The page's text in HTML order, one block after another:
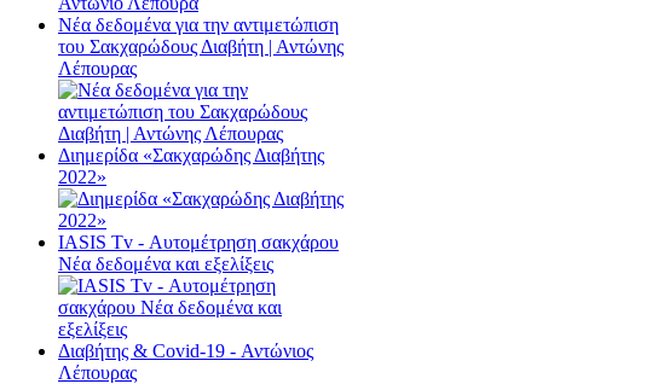
Νέα δεδομένα για την αντιμετώπιση
του Σακχαρώδους Διαβήτη | Αντώνης
Λέπουρας
Διημερίδα «Σακχαρώδης Διαβήτης
2022»
ΙΑSΙS Tv - Αυτομέτρηση σακχάρου
Νέα δεδομένα και εξελίξεις
Διαβήτης & Cοvid-19 - Αντώνιος
Λέπουρας